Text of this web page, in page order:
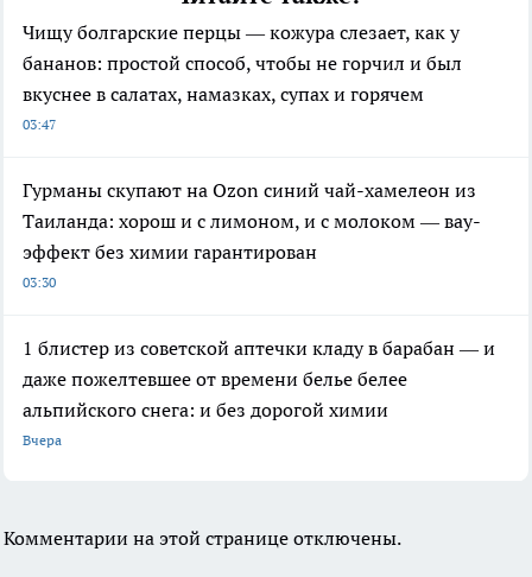
Чищу болгарские перцы — кожура слезает, как у
бананов: простой способ, чтобы не горчил и был
вкуснее в салатах, намазках, супах и горячем
03:47
Гурманы скупают на Ozon синий чай-хамелеон из
Таиланда: хорош и с лимоном, и с молоком — вау-
эффект без химии гарантирован
03:30
1 блистер из советской аптечки кладу в барабан — и
даже пожелтевшее от времени белье белее
альпийского снега: и без дорогой химии
Вчера
Комментарии на этой странице отключены.